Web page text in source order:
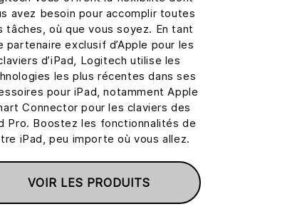
avez besoin pour accomplir toutes
tâches, où que vous soyez. En tant
partenaire exclusif d’Apple pour les
d’iPad, Logitech utilise les
les plus récentes dans ses
pour iPad, notamment Apple
Connector pour les claviers des
Pro. Boostez les fonctionnalités de
iPad, peu importe où vous allez.
VOIR LES PRODUITS